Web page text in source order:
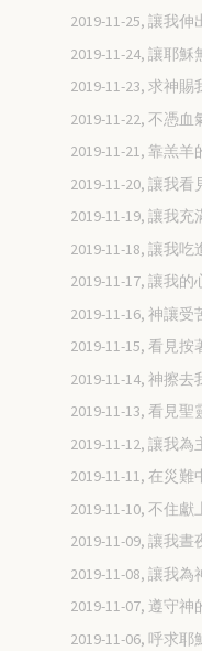
2019-11-25, 讓我
2019-11-24, 讓耶
2019-11-23, 求神
2019-11-22, 不憑
2019-11-21, 靠羔
2019-11-20, 讓我
2019-11-19, 讓我
2019-11-18, 讓我
2019-11-17, 讓我
2019-11-16, 神讓
2019-11-15, 看見
2019-11-14, 神擦
2019-11-13, 看見
2019-11-12, 讓我
2019-11-11, 在災
2019-11-10, 不住
2019-11-09, 讓我
2019-11-08, 讓我
2019-11-07, 遵守
2019-11-06, 呼求